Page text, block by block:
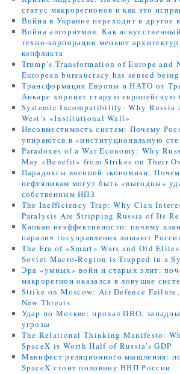
статус макрорегионов и как это
Война в Украине переходит в другое
Война алгоритмов. Как
техно-корпорации меняют
конфликта
Trump’s Transformation of Europe and
European bureaucracy has sensed
Трансформация Европы и НАТО от
Анкаре хоронят старую
Systemic Incompatibility: Why Russia
West’s «Institutional Wall»
Несовместимость систем: Почему
упираются в «институциональную
Paradoxes of a War Economy: Why
May «Benefit» from Strikes on Their
Парадоксы военной экономики:
нефтяникам могут быть «выгодны»
собственным НПЗ
The Inefficiency Trap: Why Clan
Paralysis Are Stripping Russia of Its
Капкан неэффективности: почему
паралич госуправления лишают
The Era of «Smart» Wars and Old
Soviet Macro-Region is Trapped in a
Эра «умных» войн и старых элит:
макрорегион оказался в ловушке
Strike on Moscow: Air Defence
New Threats
Удар по Москве: провал ПВО,
угрозы
The Relational Thinking Manifesto:
SpaceX is Worth Half of Russia’s GDP
Манифест реляционного мышления:
SpaceX стоит половину ВВП России